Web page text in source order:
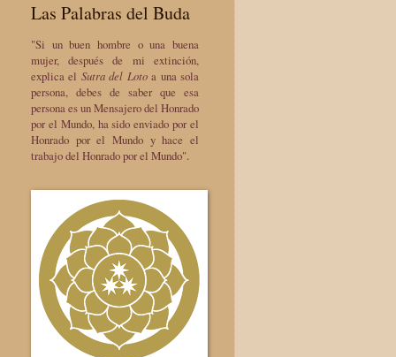
Las Palabras del Buda
"Si un buen hombre o una buena
mujer, después de mi extinción,
explica el Sutra del Lotoa una sola
persona, debes de saber que esa
persona es un Mensajero del Honrado
por el Mundo, ha sido enviado por el
Honrado por el Mundo y hace el
trabajo del Honrado por el Mundo".